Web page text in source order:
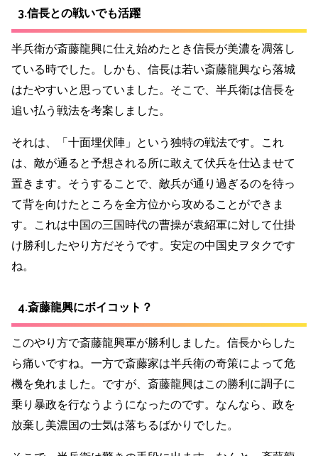
3.信長との戦いでも活躍
半兵衛が斎藤龍興に仕え始めたとき信長が美濃を凋落し
ている時でした。しかも、信長は若い斎藤龍興なら落城
はたやすいと思っていました。 そこで、半兵衛は信長を
追い払う戦法を考案しました。
それは、「十面埋伏陣」という独特の戦法です。これ
は、敵が通ると予想される所に敢えて伏兵を仕込ませて
置きます。そうすることで、敵兵が通り過ぎるのを待っ
て背を向けたところを全方位から攻めることができま
す。これは中国の三国時代の曹操が袁紹軍に対して仕掛
け勝利したやり方だそうです。安定の中国史ヲタクです
ね。
4.斎藤龍興にボイコット？
このやり方で斎藤龍興軍が勝利しました。信長からした
ら痛いですね。一方で斎藤家は半兵衛の奇策によって危
機を免れました。ですが、斎藤龍興はこの勝利に調子に
乗り暴政を行なうようになったのです。なんなら、政を
放棄し美濃国の士気は落ちるばかりでした。